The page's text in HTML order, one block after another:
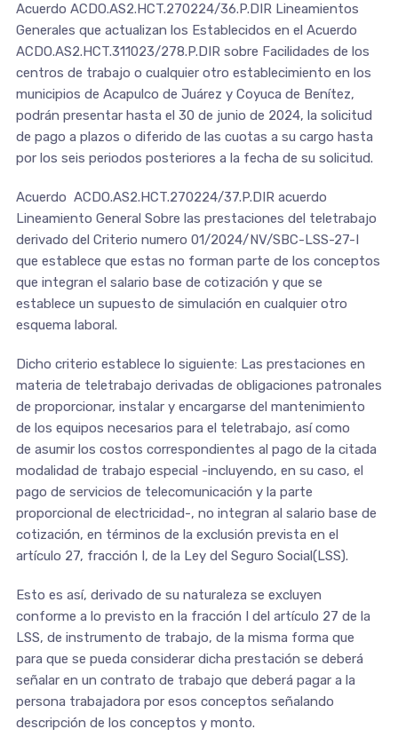
Acuerdo ACDO.AS2.HCT.270224/36.P.DIR Lineamientos
Generales que actualizan los Establecidos en el Acuerdo
ACDO.AS2.HCT.311023/278.P.DIR sobre Facilidades de los
centros de trabajo o cualquier otro establecimiento en los
municipios de Acapulco de Juárez y Coyuca de Benítez,
podrán presentar hasta el 30 de junio de 2024, la solicitud
de pago a plazos o diferido de las cuotas a su cargo hasta
por los seis periodos posteriores a la fecha de su solicitud.
Acuerdo ACDO.AS2.HCT.270224/37.P.DIR acuerdo
Lineamiento General Sobre las prestaciones del teletrabajo
derivado del Criterio numero 01/2024/NV/SBC-LSS-27-I
que establece que estas no forman parte de los conceptos
que integran el salario base de cotización y que se
establece un supuesto de simulación en cualquier otro
esquema laboral.
Dicho criterio establece lo siguiente: Las prestaciones en
materia de teletrabajo derivadas de obligaciones patronales
de proporcionar, instalar y encargarse del mantenimiento
de los equipos necesarios para el teletrabajo, así como
de asumir los costos correspondientes al pago de la citada
modalidad de trabajo especial -incluyendo, en su caso, el
pago de servicios de telecomunicación y la parte
proporcional de electricidad-, no integran al salario base de
cotización, en términos de la exclusión prevista en el
artículo 27, fracción I, de la Ley del Seguro Social(LSS).
Esto es así, derivado de su naturaleza se excluyen
conforme a lo previsto en la fracción I del artículo 27 de la
LSS, de instrumento de trabajo, de la misma forma que
para que se pueda considerar dicha prestación se deberá
señalar en un contrato de trabajo que deberá pagar a la
persona trabajadora por esos conceptos señalando
descripción de los conceptos y monto.